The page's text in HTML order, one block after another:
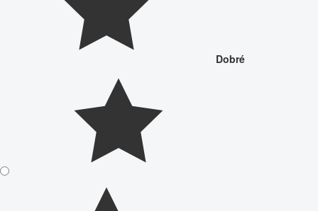
Dobré